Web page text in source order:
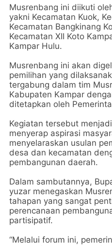
Musrenbang ini diikuti
yakni Kecamatan Kuok,
Kecamatan Bangkinang
Kecamatan XII Koto
Kampar Hulu.
Musrenbang ini akan
pemilihan yang
tergabung dalam tim
Kabupaten Kampar
ditetapkan oleh
Kegiatan tersebut
menyerap aspirasi
menyelaraskan usulan
desa dan kecamatan
pembangunan daerah.
Dalam sambutannya,
yuzar menegaskan
tahapan yang sangat
perencanaan
partisipatif.
“Melalui forum ini,